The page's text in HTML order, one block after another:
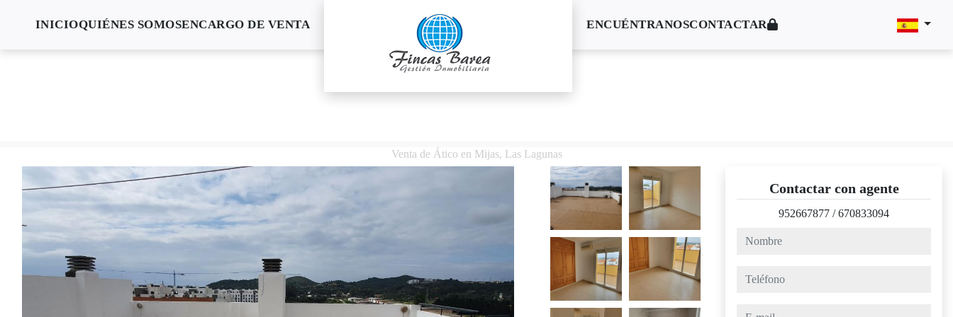
INICIOQUIÉNES SOMOSENCARGO DE VENTA ENCUÉNTRANOSCONTACTAR
Venta de Ático en Mijas, Las Lagunas
Contactar con agente
952667877 /670833094
nombre
teléfono
e-mail